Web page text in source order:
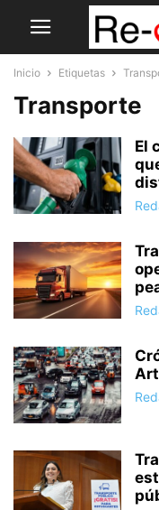
Inicio Etiquetas
Transporte
El